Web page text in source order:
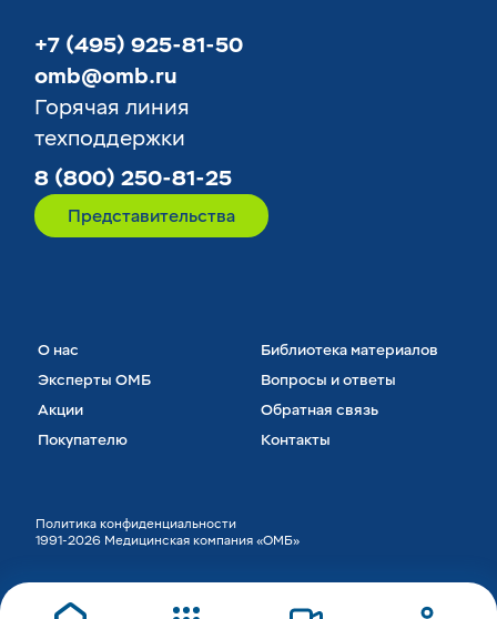
+7 (495) 925-81-50
omb@omb.ru
Горячая линия
техподдержки
8 (800) 250-81-25
Представительства
О нас
Эксперты ОМБ
Акции
Покупателю
Библиотека материалов
Вопросы и ответы
Обратная связь
Контакты
Политика конфиденциальности
1991-2026 Медицинская компания «ОМБ»